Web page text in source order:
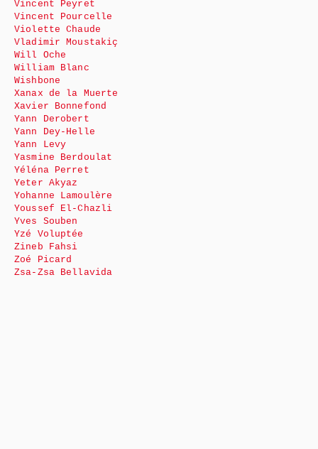
Vincent Peyret
Vincent Pourcelle
Violette Chaude
Vladimir Moustakiç
Will Oche
William Blanc
Wishbone
Xanax de la Muerte
Xavier Bonnefond
Yann Derobert
Yann Dey-Helle
Yann Levy
Yasmine Berdoulat
Yéléna Perret
Yeter Akyaz
Yohanne Lamoulère
Youssef El-Chazli
Yves Souben
Yzé Voluptée
Zineb Fahsi
Zoé Picard
Zsa-Zsa Bellavida